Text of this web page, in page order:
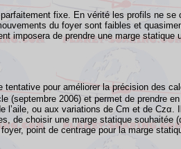
fixe. En vérité les profils ne se
du foyer sont faibles et
imposera de prendre une marge statique
tentative pour améliorer la précision des
(septembre 2006) et permet de prendre
l’aile, ou aux variations de Cm et de Czα.
de choisir une marge statique souhaitée
point de centrage pour la marge